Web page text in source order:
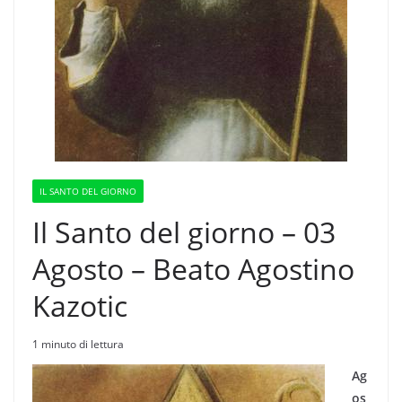
IL SANTO DEL GIORNO
Il Santo del giorno – 03
Agosto – Beato Agostino
Kazotic
1 minuto di lettura
Ag
os